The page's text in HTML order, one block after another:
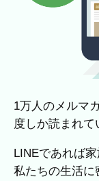
1万人のメルマ
度しか読まれて
LINEであれば
私たちの生活に